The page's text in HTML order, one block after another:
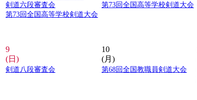
剣道六段審査会
第73回全国高等学校剣道大会
第73回全国高等学校剣道大会
9
(日)
剣道八段審査会
10
(月)
第68回全国教職員剣道大会